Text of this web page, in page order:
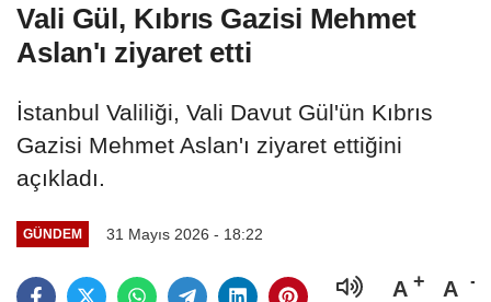
Vali Gül, Kıbrıs Gazisi Mehmet
Aslan'ı ziyaret etti
İstanbul Valiliği, Vali Davut Gül'ün Kıbrıs
Gazisi Mehmet Aslan'ı ziyaret ettiğini
açıkladı.
GÜNDEM 31 Mayıs 2026 - 18:22
A A